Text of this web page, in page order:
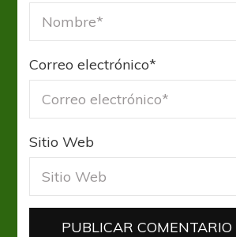
Correo electrónico*
Sitio Web